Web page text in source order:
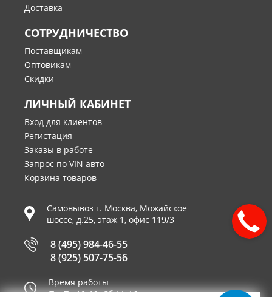
Доставка
СОТРУДНИЧЕСТВО
Поставщикам
Оптовикам
Скидки
ЛИЧНЫЙ КАБИНЕТ
Вход для клиентов
Регистация
Заказы в работе
Запрос по VIN авто
Корзина товаров
Самовывоз г. Москва, Можайское
шоссе, д.25, этаж 1, офис 119/3
8 (495) 984-46-55
8 (925) 507-75-56
Время работы
Пн-Пт 10-19, Сб 11-16